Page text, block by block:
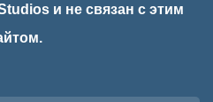
и не связан с этим